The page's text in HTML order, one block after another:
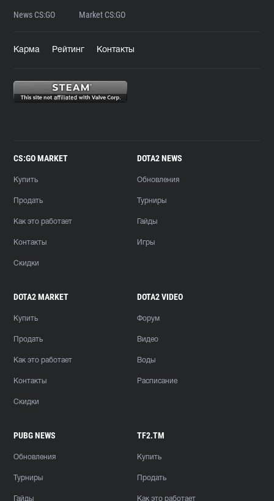
News CS:GO Market CS:GO
Карма Рейтинг Контакты
CS:GO MARKET
Купить
Продать
Как это работает
Контакты
Скидки
DOTA2 NEWS
Обновления
Турниры
Гайды
Игры
DOTA2 MARKET
Купить
Продать
Как это работает
Контакты
Скидки
DOTA2 VIDEO
Форум
Видео
Воды
Расписание
PUBG NEWS
Обновления
Турниры
Гайды
TF2.TM
Купить
Продать
Как это работает